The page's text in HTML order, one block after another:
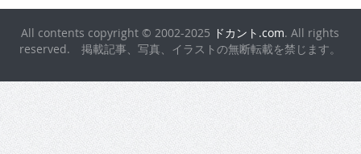
All contents copyright © 2002-2025 ドカント.com. All rights
reserved. 掲載記事、写真、イラストの無断転載を禁じます。